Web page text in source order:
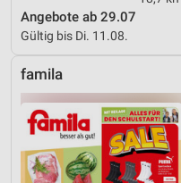
Angebote ab 29.07
Gültig bis Di. 11.08.
famila